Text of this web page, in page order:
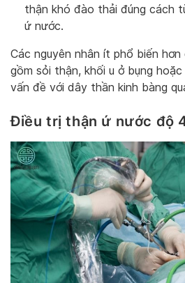
thận khó đào thải đúng cách
ứ nước.
Các nguyên nhân ít phổ biến
gồm sỏi thận, khối u ở bụng
vấn đề với dây thần kinh bàng
Điều trị thận ứ nước độ